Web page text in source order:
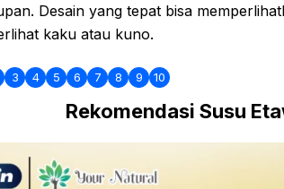
Desain yang tepat bisa
kaku atau kuno.
3 4 5 6 7 8 9 10
Rekomendasi Susu